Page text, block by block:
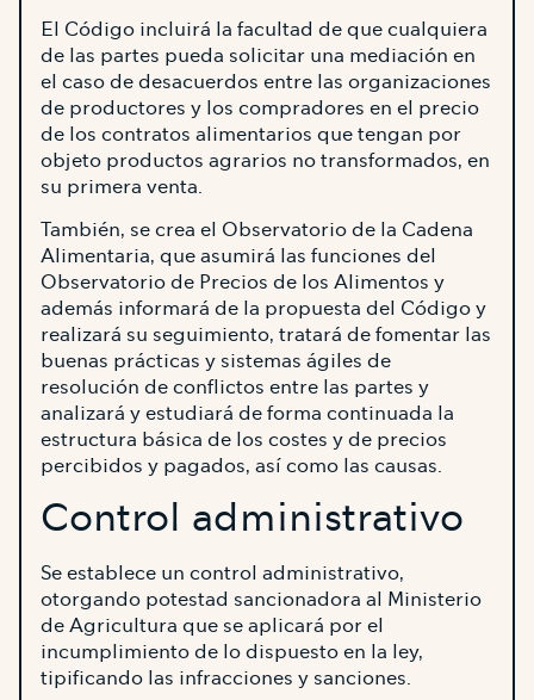
El Código incluirá la facultad de que cualquiera
de las partes pueda solicitar una mediación en
el caso de desacuerdos entre las organizaciones
de productores y los compradores en el precio
de los contratos alimentarios que tengan por
objeto productos agrarios no transformados, en
su primera venta.
También, se crea el Observatorio de la Cadena
Alimentaria, que asumirá las funciones del
Observatorio de Precios de los Alimentos y
además informará de la propuesta del Código y
realizará su seguimiento, tratará de fomentar las
buenas prácticas y sistemas ágiles de
resolución de conflictos entre las partes y
analizará y estudiará de forma continuada la
estructura básica de los costes y de precios
percibidos y pagados, así como las causas.
Control administrativo
Se establece un control administrativo,
otorgando potestad sancionadora al Ministerio
de Agricultura que se aplicará por el
incumplimiento de lo dispuesto en la ley,
tipificando las infracciones y sanciones.